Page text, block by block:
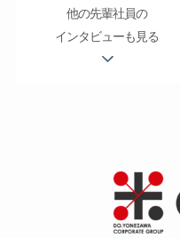
他の先輩社員の
インタビューも見る